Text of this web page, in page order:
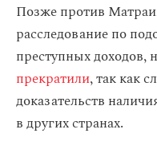
Позже против
расследование по
преступных доходов,
прекратили, так как
доказательств
в других странах.